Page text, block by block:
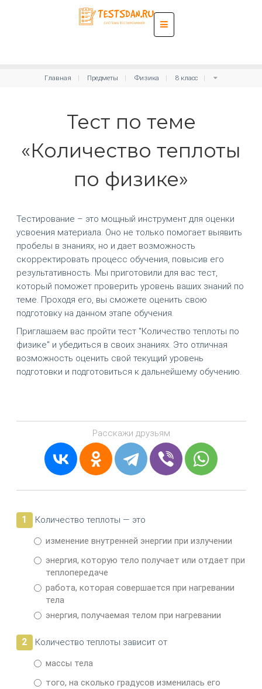
Главная Предметы Физика 8 класс
Тест по теме
«Количество теплоты
по физике»
Тестирование – это мощный инструмент для оценки
усвоения материала. Оно не только помогает выявить
пробелы в знаниях, но и дает возможность
скорректировать процесс обучения, повысив его
результативность. Мы приготовили для вас тест,
который поможет проверить уровень ваших знаний по
теме. Проходя его, вы сможете оценить свою
подготовку на данном этапе обучения.
Приглашаем вас пройти тест "Количество теплоты по
физике" и убедиться в своих знаниях. Это отличная
возможность оценить свой текущий уровень
подготовки и подготовиться к дальнейшему обучению.
Расскажи друзьям
1
Количество теплоты — это
изменение внутренней энергии при излучении
энергия, которую тело получает или отдает при
теплопередаче
работа, которая совершается при нагревании
тела
энергия, получаемая телом при нагревании
2
Количество теплоты зависит от
массы тела
того, на сколько градусов изменилась его